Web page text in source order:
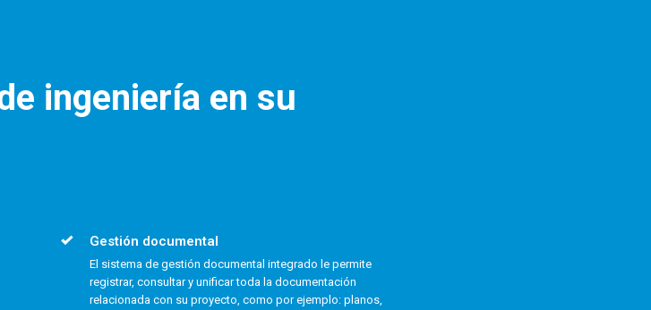
ingeniería en su
Gestión documental
El sistema de gestión documental integrado le permite
registrar, consultar y unificar toda la documentación
relacionada con su proyecto, como por ejemplo: planos,